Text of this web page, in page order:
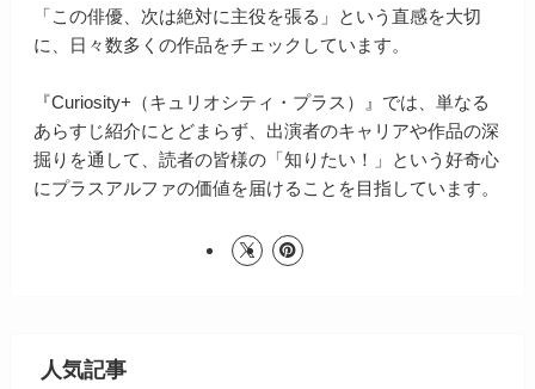
「この俳優、次は絶対に主役を張る」という直感を大切
に、日々数多くの作品をチェックしています。
『Curiosity+（キュリオシティ・プラス）』では、単なる
あらすじ紹介にとどまらず、出演者のキャリアや作品の深
掘りを通して、読者の皆様の「知りたい！」という好奇心
にプラスアルファの価値を届けることを目指しています。
人気記事